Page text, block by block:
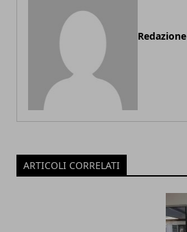
Redazione
ARTICOLI CORRELATI